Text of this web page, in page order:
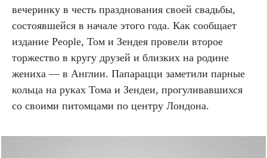
вечеринку в честь празднования своей свадьбы,
состоявшейся в начале этого года. Как сообщает
издание People, Том и Зендея провели второе
торжество в кругу друзей и близких на родине
жениха — в Англии. Папарацци заметили парные
кольца на руках Тома и Зендеи, прогуливавшихся
со своими питомцами по центру Лондона.